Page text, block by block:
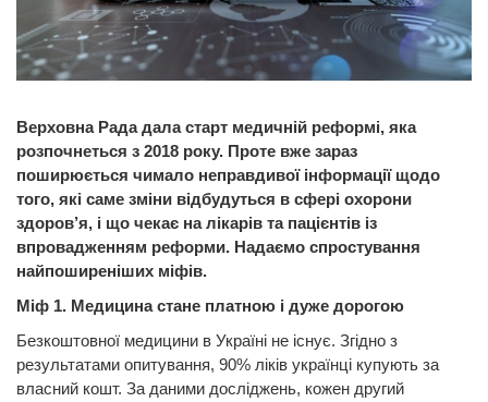
Верховна Рада дала старт медичній реформі, яка
розпочнеться з 2018 року. Проте вже зараз
поширюється чимало неправдивої інформації щодо
того, які саме зміни відбудуться в сфері охорони
здоров’я, і що чекає на лікарів та пацієнтів із
впровадженням реформи. Надаємо спростування
найпоширеніших міфів.
Міф 1. Медицина стане платною і дуже дорогою
Безкоштовної медицини в Україні не існує. Згідно з
результатами опитування, 90% ліків українці купують за
власний кошт. За даними досліджень, кожен другий